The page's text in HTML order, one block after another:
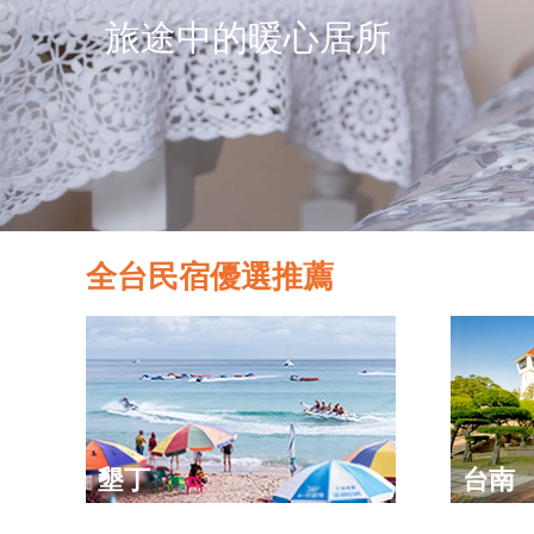
旅途中的暖心居所
全台民宿優選推薦
墾丁 台南